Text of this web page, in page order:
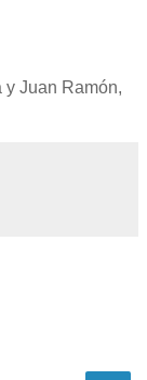
Juan Ramón,